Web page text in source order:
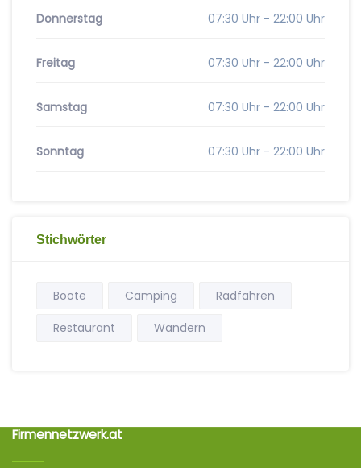
Donnerstag 07:30 Uhr - 22:00 Uhr
Freitag 07:30 Uhr - 22:00 Uhr
Samstag 07:30 Uhr - 22:00 Uhr
Sonntag 07:30 Uhr - 22:00 Uhr
Stichwörter
Boote Camping
Radfahren
Restaurant
Wandern
Firmennetzwerk.at